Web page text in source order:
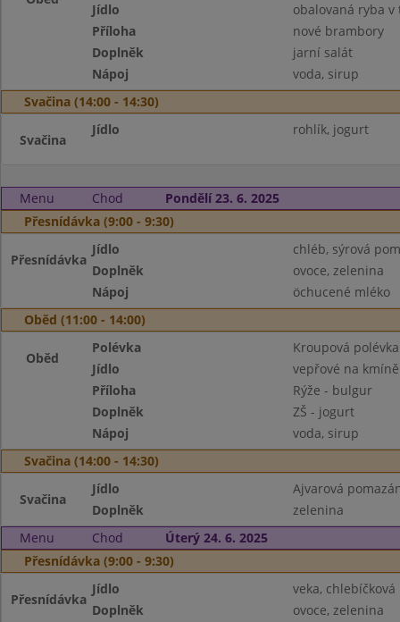
Jídlo
obalovaná ryba v
Příloha
nové brambory
Doplněk
jarní salát
Nápoj
voda, sirup
Svačina (14:00 - 14:30)
Svačina
Jídlo rohlík, jogurt
Menu Chod
Pondělí 23. 6. 2025
Přesnídávka (9:00 - 9:30)
Přesnídávka
Jídlo
chléb, sýrová
Doplněk
ovoce, zelenina
Nápoj
öchucené mléko
Oběd (11:00 - 14:00)
Oběd
Polévka
Kroupová polévka
Jídlo
vepřové na kmíně
Příloha
Rýže - bulgur
Doplněk
ZŠ - jogurt
Nápoj
voda, sirup
Svačina (14:00 - 14:30)
Svačina
Jídlo
Ajvarová
Doplněk
zelenina
Menu
Chod
Úterý 24. 6. 2025
Přesnídávka (9:00 - 9:30)
Přesnídávka
Jídlo
veka,
Doplněk
ovoce, zelenina